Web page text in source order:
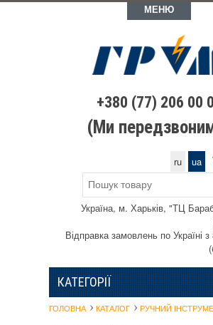
МЕНЮ
+380 (77) 206 00
(Ми
ru ua
Україна, м. Харьків, "ТЦ
Відправка замовлень по Україні
КАТЕГОРІЇ
ГОЛОВНА КАТАЛОГ РУЧНИЙ